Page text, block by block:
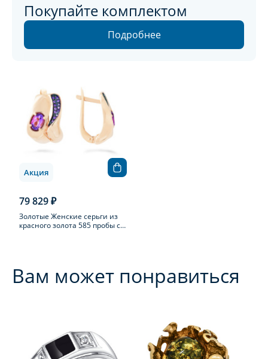
Покупайте комплектом
Подробнее
79 829 ₽
Золотые Женские серьги из
красного золота 585 пробы с
Акция
Вам может понравиться